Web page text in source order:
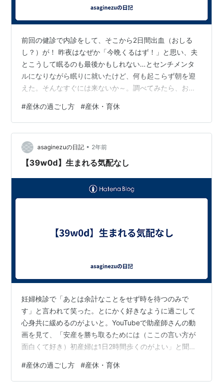
前回の健診で内診をして、そこから2日間出血（おしる
し？）が！ 昨夜はなぜか「今晩くるはず！」と思い、夫
とこうして眠るのも最後かもしれない…とセンチメンタ
ルになりながら眠りに就いたけど、何も起こらず朝を迎
えた。そんなすぐには来ないか～。調べてみたら、おし
しい。時を待つしかない。 はやく生まれてきてほしいと
ずっと思っているけど、考えてみると両親学級で教わっ
たことはほとんど忘れてしまっているし、赤ちゃんがい
る生活をあんまり具体的にイメージできていないかもし
れない。イメトレの期間をもらったと思って、少しずつ
#産休の過ごし方 #産休・育休
asaginezuの日記 • 2年前
【39w0d】生まれる気配なし
妊婦検診で「あとは余計なことをせず時を待つのみで
す」と言われて笑った。とにかく好きなように過ごして
心身共に緩めるのがよいと。YouTubeで助産師さんの動
画を見て、「安産を勝ち取るためには（ここの言い方が
面白くて好き）初産婦は1日2時間歩くのがよい」と聞い
い）、私の通っているところではあまり推奨していない
らしい。「したいならすればいい」という感じだった。
#産休の過ごし方 #産休・育休